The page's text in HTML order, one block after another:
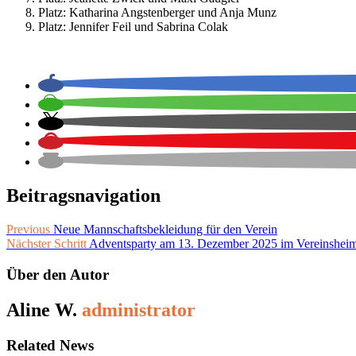
Platz: Katharina Angstenberger und Anja Munz
Platz: Jennifer Feil und Sabrina Colak
Beitragsnavigation
Previous Neue Mannschaftsbekleidung für den Verein
Nächster Schritt Adventsparty am 13. Dezember 2025 im
Über den Autor
Aline W. administrator
Related News